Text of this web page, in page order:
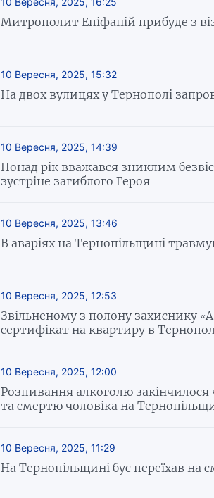
Митрополит Епіфаній прибуде з
10 Вересня, 2025, 15:32
На двох вулицях у Тернополі
10 Вересня, 2025, 14:39
Понад рік вважався зниклим
зустріне загиблого Героя
10 Вересня, 2025, 13:46
В аваріях на Тернопільщині
10 Вересня, 2025, 12:53
Звільненому з полону захиснику
сертифікат на квартиру в
10 Вересня, 2025, 12:00
Розпивання алкоголю
та смертю чоловіка на
10 Вересня, 2025, 11:29
На Тернопільщині бус переїхав на